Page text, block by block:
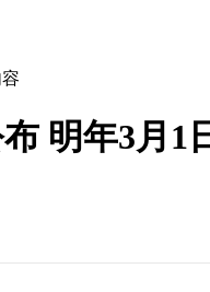
明年3月1